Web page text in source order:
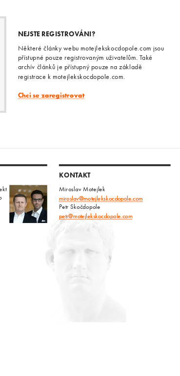
NEJSTE REGISTROVÁNI?
Některé články webu motejlekskocdopole.com jsou
přístupné pouze registrovaným uživatelům. Také
archív článků je přístupný pouze na základě
registrace k motejlekskocdopole.com.
Chci se zaregistrovat
KONTAKT
Miroslav Motejlek
miroslav@motejlekskocdopole.com
Petr Skočdopole
petr@motejlekskocdopole.com